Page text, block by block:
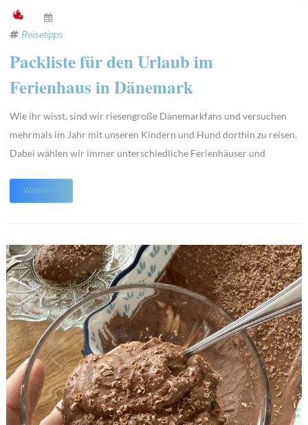
Reisetipps
Packliste für den Urlaub im
Ferienhaus in Dänemark
Wie ihr wisst, sind wir riesengroße Dänemarkfans und versuchen
mehrmals im Jahr mit unseren Kindern und Hund dorthin zu reisen.
Dabei wählen wir immer unterschiedliche Ferienhäuser und
Ecken. Urlaub im Ferienhaus in Dänemark Dabei habe ich eine
Weiter >>